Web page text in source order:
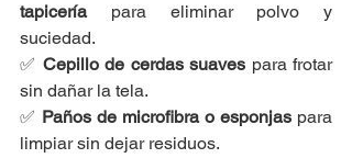
tapicería para eliminar polvo y
suciedad.
✅ Cepillo de cerdas suaves para frotar
sin dañar la tela.
✅ Paños de microfibra o esponjas para
limpiar sin dejar residuos.